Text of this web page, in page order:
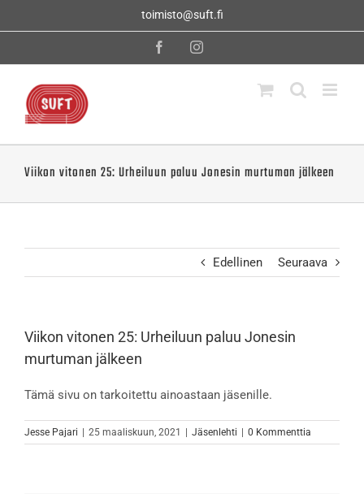
toimisto@suft.fi
FacebookInstagram
Viikon vitonen 25: Urheiluun paluu Jonesin murtuman jälkeen
Edellinen Seuraava
Viikon vitonen 25: Urheiluun paluu Jonesin
murtuman jälkeen
Tämä sivu on tarkoitettu ainoastaan jäsenille.
Jesse Pajari | 25 maaliskuun, 2021 | Jäsenlehti | 0 Kommenttia